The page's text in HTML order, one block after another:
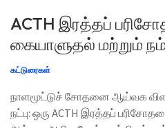
ACTH இரத்தப்
கையாளுதல் மற்றும்
கட்டுரைகள்
நாளமூட்டுச் சோதனை ஆய்வக
நட்பு: ஒரு ACTH இரத்தப்